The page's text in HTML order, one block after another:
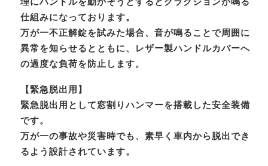
仕組みになっております。
万が一不正解錠を試みた場合、音が鳴ることで周囲に
異常を知らせるとともに、レザー製ハンドルカバーへ
の過度な負荷を防止します。
【緊急脱出用】
緊急脱出用として窓割りハンマーを搭載した安全装備
です。
万が一の事故や災害時でも、素早く車内から脱出でき
るよう設計されています。